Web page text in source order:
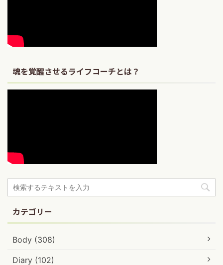
魂を覚醒させるライフコーチとは？
カテゴリー
Body (308)
Diary (102)